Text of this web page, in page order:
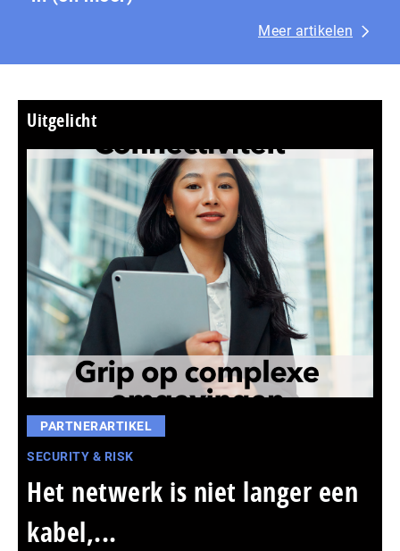
Meer artikelen
Uitgelicht
PARTNERARTIKEL
SECURITY & RISK
Het netwerk is niet langer een
kabel,...